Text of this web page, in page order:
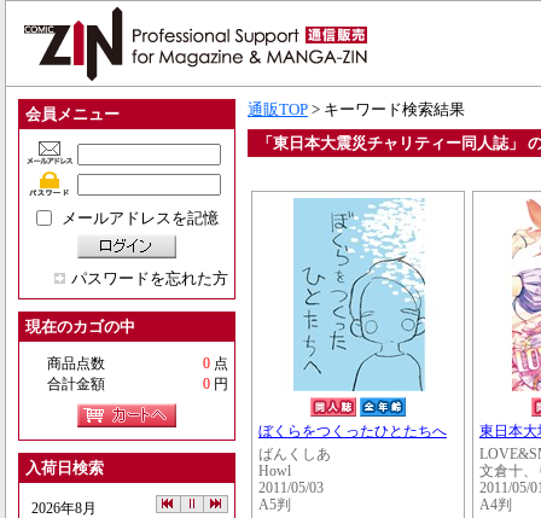
会員メニュー
メールアドレスを記憶
パスワードを忘れた方
現在のカゴの中
商品点数 0 点
合計金額
0 円
入荷日検索
2026年8月
通販TOP > キーワード検索結果
「東日本大震災チャリティー同人誌」
ぼくらをつくったひとたちへ
ばんくしあ
Howl
2011/05/03
A5判
東日本大
文倉十、
2011/05/
A4判